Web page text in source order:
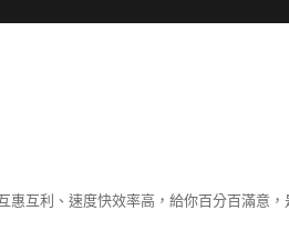
互利、速度快效率高，給你百分百滿意